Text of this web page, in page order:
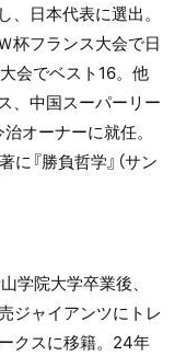
日本代表に選出。
杯フランス大会で日
会でベスト16。他
、中国スーパーリー
オーナーに就任。
に『勝負哲学』（サン
学院大学卒業後、
ジャイアンツにトレ
クスに移籍。24年